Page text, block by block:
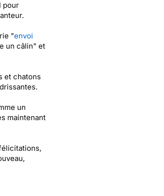
pour
"envoi
un câlin" et
et chatons
un
maintenant